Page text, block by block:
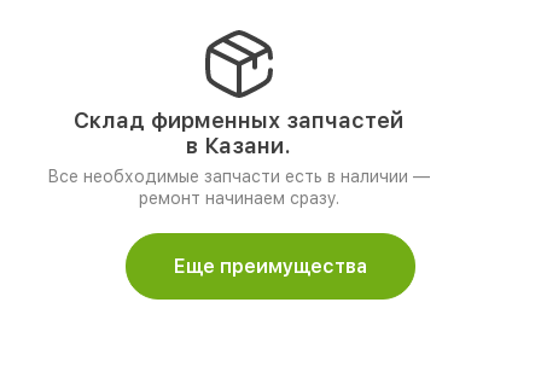
Склад фирменных запчастей
в Казани.
Все необходимые запчасти есть в наличии —
ремонт начинаем сразу.
Еще преимущества